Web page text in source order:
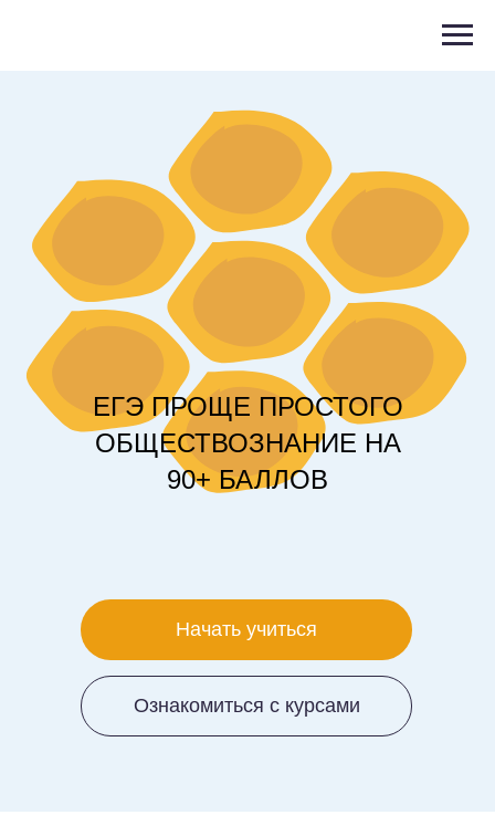
ЕГЭ ПРОЩЕ ПРОСТОГО
ОБЩЕСТВОЗНАНИЕ НА
90+ БАЛЛОВ
Начать учиться
Ознакомиться с курсами